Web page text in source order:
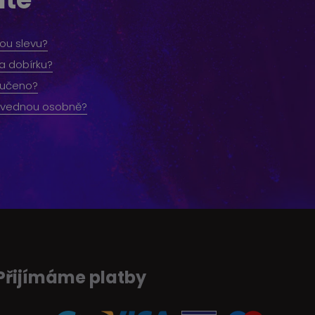
slevu?
dobírku?
osobně?
platby